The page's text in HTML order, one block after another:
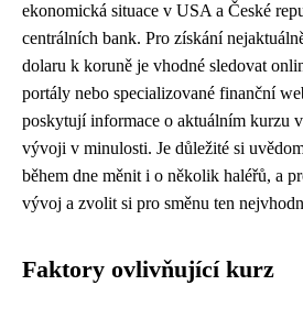
ekonomická situace v USA a České
centrálních bank. Pro získání
dolaru k koruně je vhodné sledovat
portály nebo specializované finanční
poskytují informace o aktuálním kurzu
vývoji v minulosti. Je důležité si
během dne měnit i o několik haléřů, a
vývoj a zvolit si pro směnu ten
Faktory ovlivňující kurz